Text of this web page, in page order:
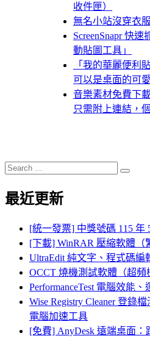
收件匣）
無名小站沒穿衣
ScreenSnapr 快
動貼圖工具」
「我的華麗便利
可以是桌面的可
音樂素材免費下
只需附上連結，
Search
for:
Search
最近更新
[統一發票] 中獎號碼 115 年
[下載] WinRAR 壓縮軟體（
UltraEdit 純文字、程式碼編
OCCT 燒機測試軟體（超頻
PerformanceTest 電腦效能
Wise Registry Cleaner 登錄
電腦加速工具
[免費] AnyDesk 遠端桌面：